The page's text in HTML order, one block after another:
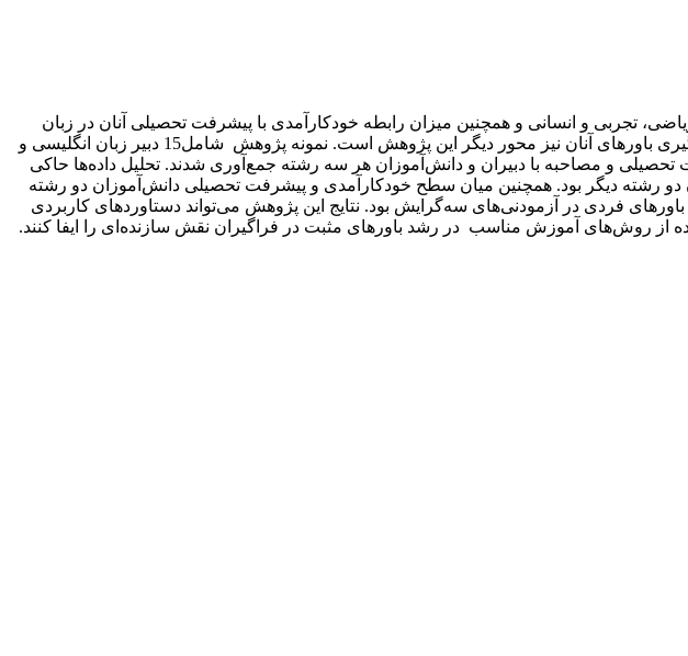
تجربی و انسانی و همچنین میزان رابطه خود‌‌کارآمدی با پیشرفت تحصیلی آنان در زبان
انگلیسی، با تاکید ویژه بر نقش گرایش تحصیلی است. واکاوی ویژگی‌های خود‌‌کارآمدی آزمودنی‌ها و منابع شکل‌گیری باورهای آنان نیز محور دیگر این پژوهش است. نمونه پژوهش شامل15 دبیر زبان انگلیسی و
تحصیلی و مصاحبه با دبیران و دانش‌آموزان هر سه رشته جمع‌آوری شدند. تحلیل داده‌ها حاکی
دو رشته دیگر بود. همچنین میان سطح خود‌‌کارآمدی و پیشرفت تحصیلی دانش‌آموزان دو رشته
فردی در آزمودنی‌های سه‌گرایش بود. نتایج این پژوهش‌‌ می‌تواند دستاوردهای کاربردی
از روش‌های آموزش مناسب در رشد باورهای مثبت در فراگیران نقش سازنده‌ای را ایفا کنند.